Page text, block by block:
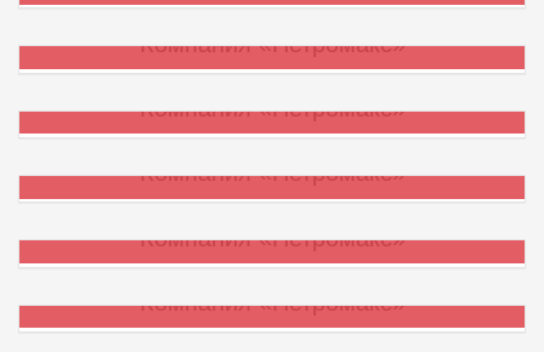
Компания «Петромакс»
Компания «Петромакс»
Компания «Петромакс»
Компания «Петромакс»
Компания «Петромакс»
инновационный форум»